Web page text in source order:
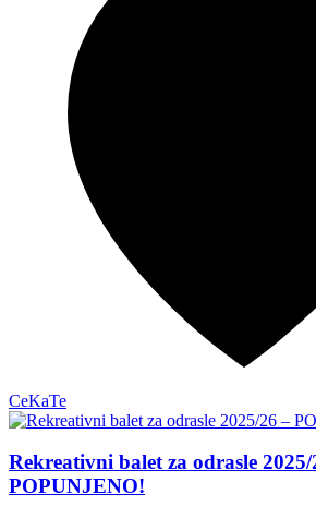
CeKaTe
Rekreativni balet za odrasle 2025/
POPUNJENO!